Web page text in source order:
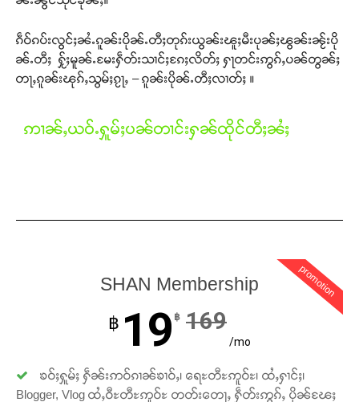
တ်ႇ တူဝ်ႈလုမ်ႈၾႃႉၼၼ်ႉ ၶဝ်ႈႁူမ်ႈၵမ်ႉထႅမ် ၸုမ်းၶၢ
ဝ်ႇၽူႈတွႆႇႁွၵ်ႈ လႆႈယူႇၶႃႈဢေႃႈ။
Donate Now
ၵဵဝ်ၵပ်းလွင်ႈၼႆႉၵူၼ်းပိုၼ်ႉတီႈတုၵ်းယွၼ်းၽူႈမီးပုၼ်ႈၽွၼ်းၼႂ်းပို
ၼ်ႉတီႈ ႁႂ်ႈမူၼ်ႉမႄးႁဵတ်းသၢင်ႈၵႄႈလိတ်ႈ ႁႃတင်းဢွၵ်ႇပၼ်တွၼ်ႈ
တႃႇၵူၼ်းၽုၵ်ႇသွမ်ႈၵႂႃႇ – ၵူၼ်းပိုၼ်ႉတီႈလၢတ်ႈ ။
ဢၢၼ်ႇယဝ်ႉႁူမ်ႈပၼ်တၢင်းႁၼ်ထိုင်တီႈၼႆႈ
promotion
SHAN Membership
฿ 19 ฿ 169
/mo
ၶဝ်ႈႁူမ်ႈ ႁဵၼ်းဢဝ်ၵၢၼ်ၶၢဝ်ႇ၊ ရေႊတီႊဢူဝ်ႊ၊ ထႆႇႁၢင်ႈ၊
Blogger, Vlog ထႆႇဝီႊတီႊဢူဝ်ႊ တတ်းတေႃႇ ႁဵတ်းဢွၵ်ႇ ပိုၼ်ၽႄႈ